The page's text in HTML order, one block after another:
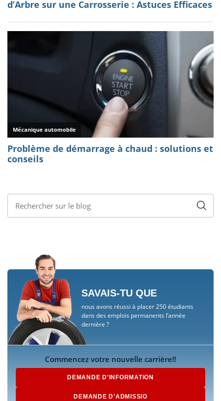
SAVAIS-TU QUE
nous avons réussi à placer 250 étudiants
dans des emplois permanents l’année
dernière ?
Commencez votre nouvelle carrière!!
DEMANDE D’INFORMATION
DEMANDE D’ADMISSIO